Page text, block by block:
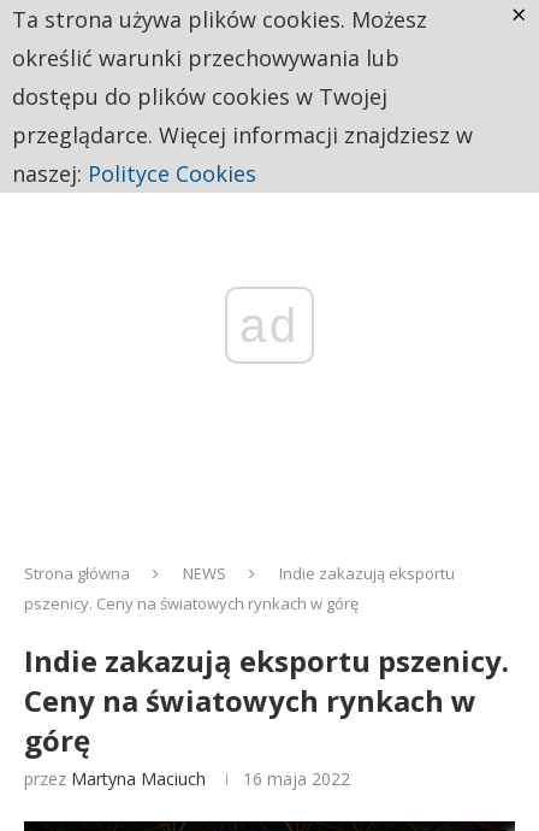
ad
Strona główna NEWS
Indie zakazują eksportu
pszenicy. Ceny na światowych rynkach w górę
Indie zakazują eksportu pszenicy.
Ceny na światowych rynkach w
górę
przez Martyna Maciuch 16 maja 2022
Ta strona używa plików cookies. Możesz
określić warunki przechowywania lub
dostępu do plików cookies w Twojej
przeglądarce. Więcej informacji znajdziesz w
naszej: Polityce Cookies
×